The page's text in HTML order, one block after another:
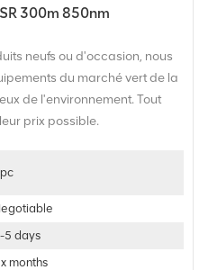
300m 850nm
neufs ou d'occasion, nous
du marché vert de la
de l'environnement. Tout
prix possible.
5 days
months